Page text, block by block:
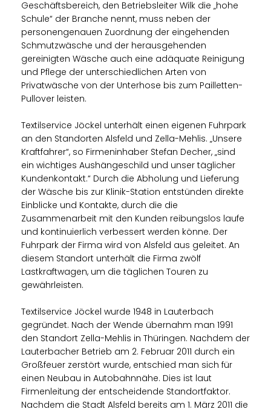
Geschäftsbereich, den Betriebsleiter Wilk die „hohe
Schule“ der Branche nennt, muss neben der
personengenauen Zuordnung der eingehenden
Schmutzwäsche und der herausgehenden
gereinigten Wäsche auch eine adäquate Reinigung
und Pflege der unterschiedlichen Arten von
Privatwäsche von der Unterhose bis zum Pailletten-
Pullover leisten.
Textilservice Jöckel unterhält einen eigenen Fuhrpark
an den Standorten Alsfeld und Zella-Mehlis. „Unsere
Kraftfahrer“, so Firmeninhaber Stefan Decher, „sind
ein wichtiges Aushängeschild und unser täglicher
Kundenkontakt.“ Durch die Abholung und Lieferung
der Wäsche bis zur Klinik-Station entstünden direkte
Einblicke und Kontakte, durch die die
Zusammenarbeit mit den Kunden reibungslos laufe
und kontinuierlich verbessert werden könne. Der
Fuhrpark der Firma wird von Alsfeld aus geleitet. An
diesem Standort unterhält die Firma zwölf
Lastkraftwagen, um die täglichen Touren zu
gewährleisten.
Textilservice Jöckel wurde 1948 in Lauterbach
gegründet. Nach der Wende übernahm man 1991
den Standort Zella-Mehlis in Thüringen. Nachdem der
Lauterbacher Betrieb am 2. Februar 2011 durch ein
Großfeuer zerstört wurde, entschied man sich für
einen Neubau in Autobahnnähe. Dies ist laut
Firmenleitung der entscheidende Standortfaktor.
Nachdem die Stadt Alsfeld bereits am 1. März 2011 die